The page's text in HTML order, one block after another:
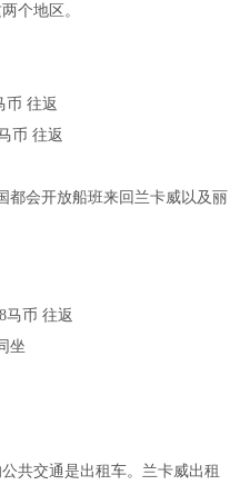
个地区。
币 往返
币 往返
都会开放船班来回兰卡威以及丽
马币 往返
坐
共交通是出租车。兰卡威出租